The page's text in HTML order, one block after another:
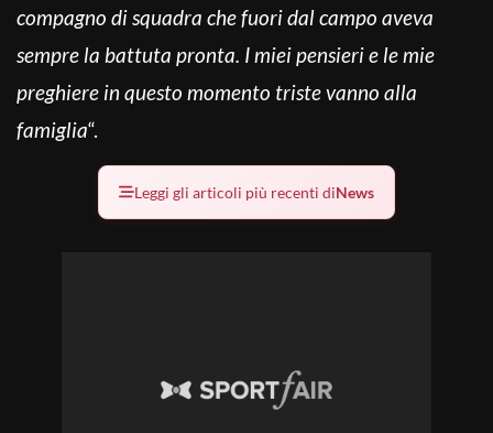
compagno di squadra che fuori dal campo aveva
sempre la battuta pronta. I miei pensieri e le mie
preghiere in questo momento triste vanno alla
famiglia“.
Leggi gli articoli più recenti diNews